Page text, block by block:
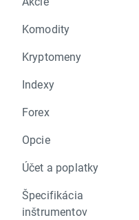
Komodity
Kryptomeny
Indexy
Forex
Opcie
Účet a poplatky
Špecifikácia
inštrumentov